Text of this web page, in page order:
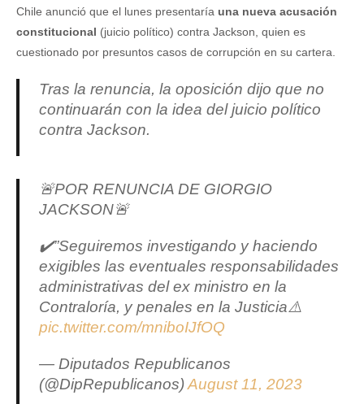
Chile anunció que el lunes presentaría una nueva acusación
constitucional (juicio político) contra Jackson, quien es
cuestionado por presuntos casos de corrupción en su cartera.
Tras la renuncia, la oposición dijo que no
continuarán con la idea del juicio político
contra Jackson.
🚨POR RENUNCIA DE GIORGIO
JACKSON🚨
✔️”Seguiremos investigando y haciendo
exigibles las eventuales responsabilidades
administrativas del ex ministro en la
Contraloría, y penales en la Justicia⚠️
pic.twitter.com/mniboIJfOQ
— Diputados Republicanos
(@DipRepublicanos)August 11, 2023